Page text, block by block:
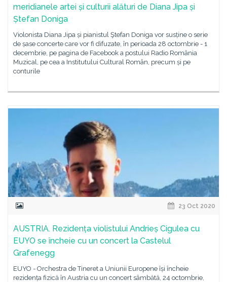
meridianele artei și culturii alături de Diana Jipa și
Ștefan Doniga
Violonista Diana Jipa și pianistul Ştefan Doniga vor susține o serie
de șase concerte care vor fi difuzate, în perioada 28 octombrie - 1
decembrie, pe pagina de Facebook a postului Radio România
Muzical, pe cea a Institutului Cultural Român, precum și pe
conturile
23 Oct 2020
AUSTRIA. Rezidența violistului Andrieș Cigulea cu
EUYO se încheie cu un concert la Castelul
Grafenegg
EUYO - Orchestra de Tineret a Uniunii Europene își încheie
rezidența fizică în Austria cu un concert sâmbătă, 24 octombrie,